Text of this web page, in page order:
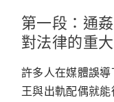
第一段：通
對法律的重大
許多人在媒體誤
王與出軌配偶就